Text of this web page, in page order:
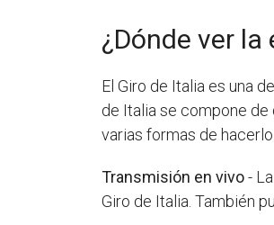
¿Dónde ver
El Giro de Italia es una
de Italia se compone de
varias formas de hacerlo.
Transmisión en vivo-
Giro de Italia. También